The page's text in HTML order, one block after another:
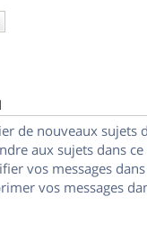
de nouveaux sujets
aux sujets dans
vos messages
vos messages